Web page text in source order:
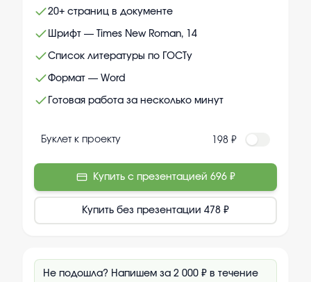
20+ страниц в документе
Шрифт — Times New Roman, 14
Список литературы по ГОСТу
Формат — Word
Готовая работа за несколько минут
Буклет к проекту 198 ₽
Купить с презентацией 696 ₽
Купить без презентации 478 ₽
Не подошла? Напишем за 2 000 ₽ в течение